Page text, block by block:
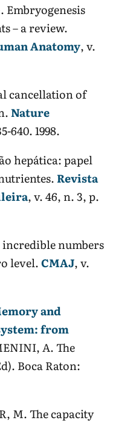
Embryogenesis
– a review.
Anatomy, v.
cancellation of
Nature
640. 1998.
hepática: papel
Revista
, v. 46, n. 3, p.
incredible numbers
level.CMAJ, v.
and
from
A. The
Boca Raton:
M. The capacity